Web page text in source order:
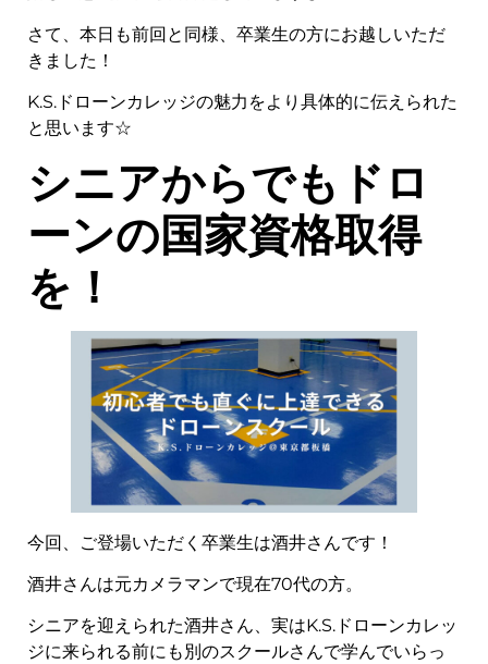
さて、本日も前回と同様、卒業生の方にお越しいただ
きました！
K.S.ドローンカレッジの魅力をより具体的に伝えられた
と思います☆
シニアからでもドロ
ーンの国家資格取得
を！
今回、ご登場いただく卒業生は酒井さんです！
酒井さんは元カメラマンで現在70代の方。
シニアを迎えられた酒井さん、実はK.S.ドローンカレッ
ジに来られる前にも別のスクールさんで学んでいらっ